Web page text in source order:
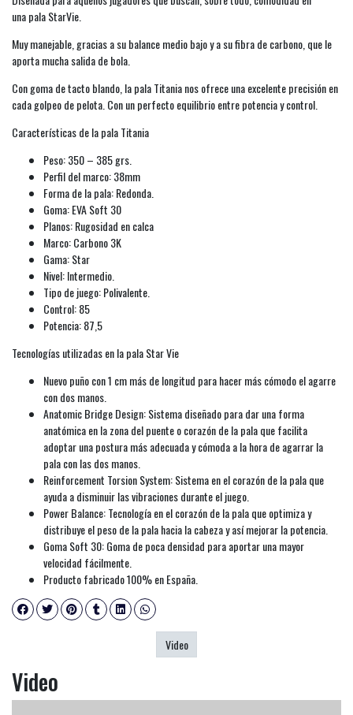
una pala StarVie.
Muy manejable, gracias a su balance medio bajo y a su fibra de carbono, que le
aporta mucha salida de bola.
Con goma de tacto blando, la pala Titania nos ofrece una excelente precisión en
cada golpeo de pelota. Con un perfecto equilibrio entre potencia y control.
Características de la pala Titania
Peso: 350 – 385 grs.
Perfil del marco: 38mm
Forma de la pala: Redonda.
Goma: EVA Soft 30
Planos: Rugosidad en calca
Marco: Carbono 3K
Gama: Star
Nivel: Intermedio.
Tipo de juego: Polivalente.
Control: 85
Potencia: 87,5
Tecnologías utilizadas en la pala Star Vie
Nuevo puño con 1 cm más de longitud para hacer más cómodo el agarre
con dos manos.
Anatomic Bridge Design: Sistema diseñado para dar una forma
anatómica en la zona del puente o corazón de la pala que facilita
adoptar una postura más adecuada y cómoda a la hora de agarrar la
pala con las dos manos.
Reinforcement Torsion System: Sistema en el corazón de la pala que
ayuda a disminuir las vibraciones durante el juego.
Power Balance: Tecnología en el corazón de la pala que optimiza y
distribuye el peso de la pala hacia la cabeza y así mejorar la potencia.
Goma Soft 30: Goma de poca densidad para aportar una mayor
velocidad fácilmente.
Producto fabricado 100% en España.
Video
Video